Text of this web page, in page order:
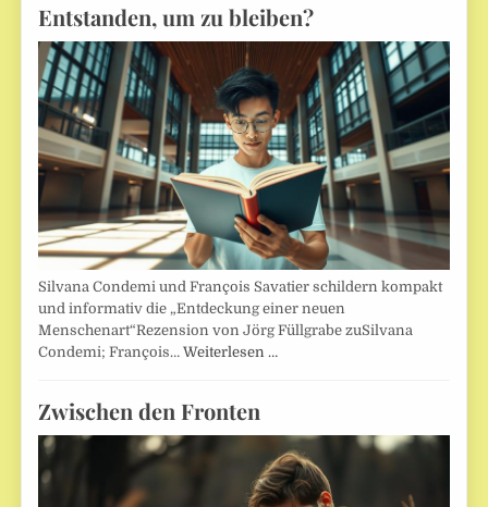
Entstanden, um zu bleiben?
Silvana Condemi und François Savatier schildern kompakt
und informativ die „Entdeckung einer neuen
Menschenart“Rezension von Jörg Füllgrabe zuSilvana
Condemi; François…Weiterlesen …
Zwischen den Fronten